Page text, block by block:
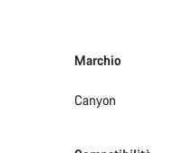
Marchio
Canyon